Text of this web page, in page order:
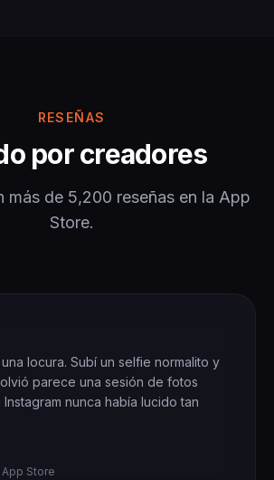
RESEÑAS
por creadores
más de 5,200 reseñas en la App
Store.
locura. Subí un selfie normalito y
parece una sesión de fotos
nunca había lucido tan
Store